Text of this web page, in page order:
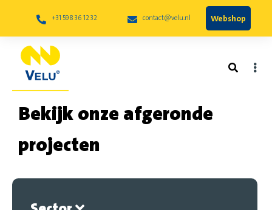
+31 598 36 12 32 contact@velu.nl Webshop
Bekijk onze afgeronde
projecten